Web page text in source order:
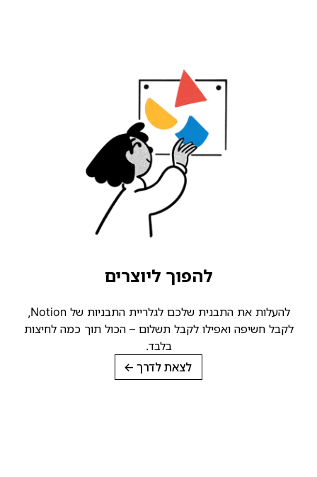
להפוך ליוצרים
להעלות את התבנית שלכם לגלריית התבניות של Notion,
לקבל חשיפה ואפילו לקבל תשלום – הכול תוך כמה לחיצות
בלבד.
לצאת לדרך→